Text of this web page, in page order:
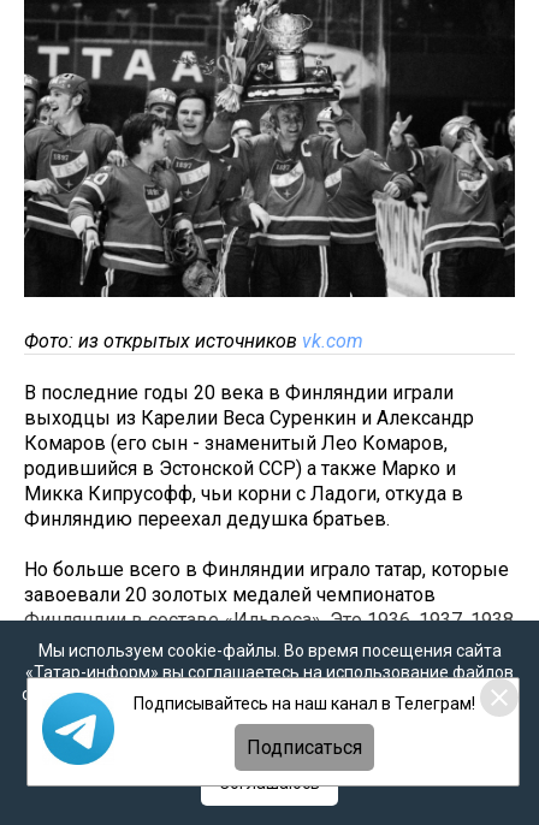
Фото: из открытых источников vk.com
В последние годы 20 века в Финляндии играли
выходцы из Карелии Веса Суренкин и Александр
Комаров (его сын - знаменитый Лео Комаров,
родившийся в Эстонской ССР) а также Марко и
Микка Кипрусофф, чьи корни с Ладоги, откуда в
Финляндию переехал дедушка братьев.
Но больше всего в Финляндии играло татар, которые
завоевали 20 золотых медалей чемпионатов
Финляндии в составе «Ильвеса». Это 1936, 1937, 1938
годы (Мурат Бёре, Фейзи Бёре, Наим Насиб), 1945 (Ф.
Бёре, Лотфи Насиб). После войны побеждали в 1946,
1947, 1950, 1951 годах (Л. Насиб), 1952 (Л. Насиб,
Рашид Хакимсан), 1957, 1958, 1960 (Р. Хакимсан).
Стоит отметить, что в тридцатые годы составы
хоккейных команд были очень невелики, минимум
Мы используем cookie-файлы. Во время посещения сайта
«Татар-информ» вы соглашаетесь на использование файлов
cookie в соответствии с настоящим уведомлением, согласием
наобработку персональных данных,Политикой о
персональных данных
Политикой конфиденциальности
Соглашаюсь
Подписывайтесь на наш канал в Телеграм!
Подписаться